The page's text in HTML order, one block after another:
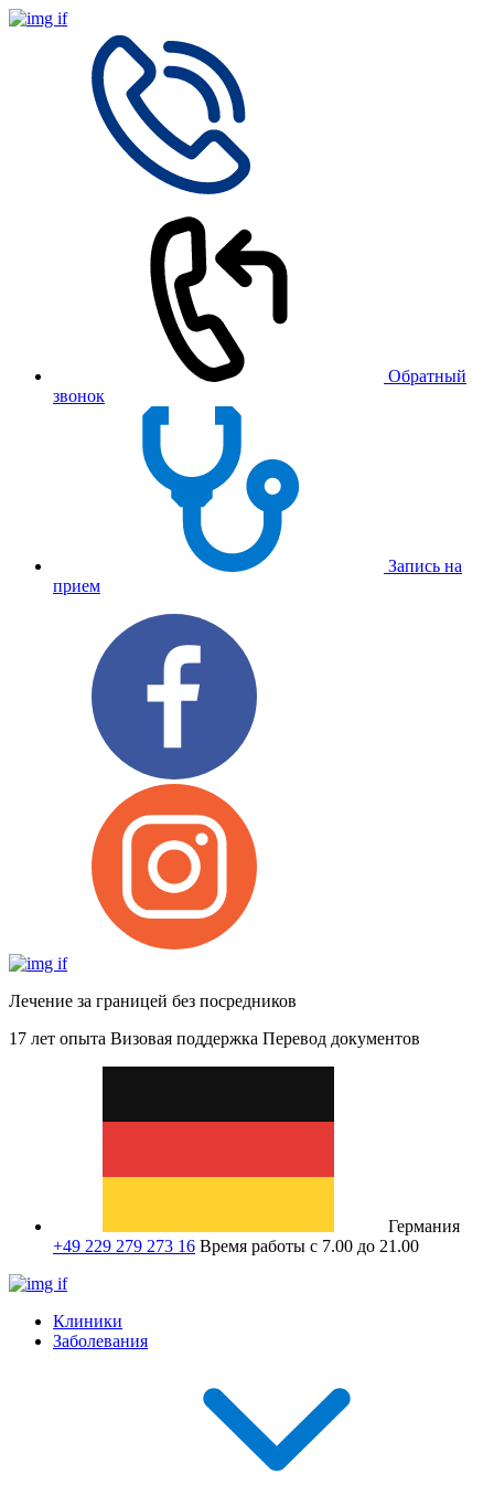
Обратный
звонок
Запись на
прием
Лечение за границей без посредников
17 лет опыта Визовая поддержка Перевод документов
Германия
+49 229 279 273 16 Время работы с 7.00 до 21.00
Клиники
Заболевания